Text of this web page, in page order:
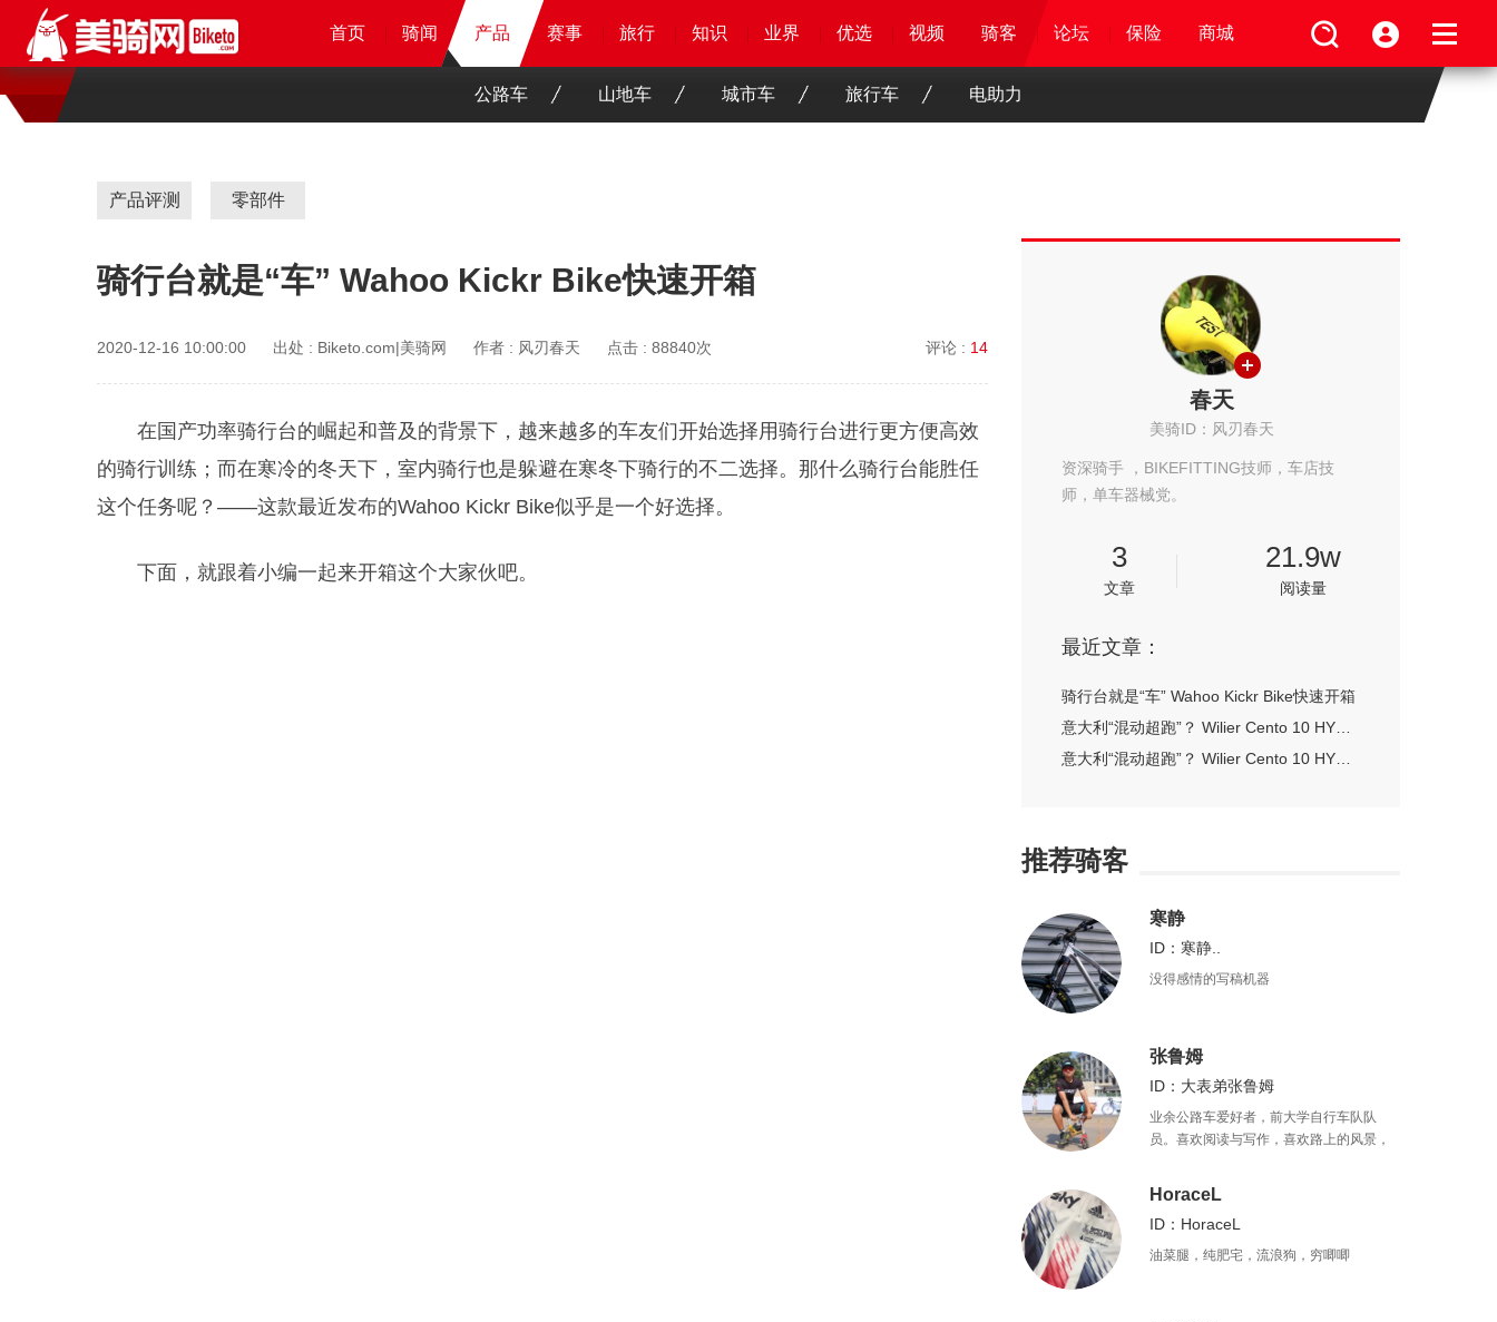
首页 赛事 旅行 知识 业界 优选 骑客 论坛 保险 商城
首页 骑闻 产品 赛事 旅行 知识 业界 优选 骑客 视频 论坛 保险 商城
首页 骑闻 产品 赛事 旅行 知识 业界 优选 视频 骑客 论坛 保险 商城
首页 骑闻 产品 赛事 旅行 知识 业界 优选 视频 骑客 论坛 保险 商城
公路车 山地车 城市车 旅行车 电助力
产品评测 零部件
骑行台就是“车” Wahoo Kickr Bike快速开箱
2020-12-16 10:00:00 出处 : Biketo.com|美骑网 作者 : 风刃春天 点击 : 88840次 评论 : 14
在国产功率骑行台的崛起和普及的背景下，越来越多的车友们开始选择用骑行台进行更方便高效
的骑行训练；而在寒冷的冬天下，室内骑行也是躲避在寒冬下骑行的不二选择。那什么骑行台能胜任
这个任务呢？——这款最近发布的Wahoo Kickr Bike似乎是一个好选择。
下面，就跟着小编一起来开箱这个大家伙吧。
春天
美骑ID：风刃春天
资深骑手 ，BIKEFITTING技师，车店技
师，单车器械党。
3
文章
21.9w
阅读量
最近文章：
骑行台就是“车” Wahoo Kickr Bike快速开箱
推荐骑客
寒静
ID：寒静..
没得感情的写稿机器
张鲁姆
ID：大表弟张鲁姆
业余公路车爱好者，前大学自行车队队
员。喜欢阅读与写作，喜欢路上的风景，
HoraceL
ID：HoraceL
油菜腿，纯肥宅，流浪狗，穷唧唧